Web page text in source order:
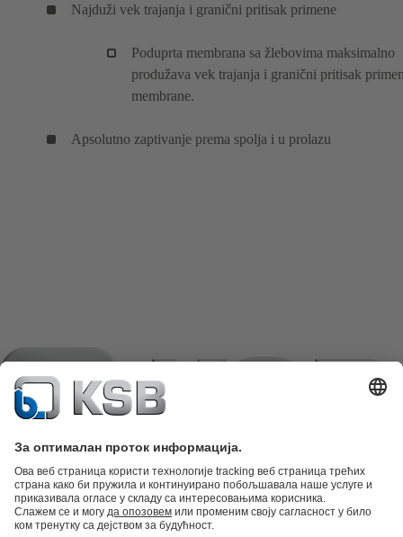
Najduži vek trajanja i granični pritisak primene
Poduprta membrana sa žlebovima maksimalno
produžava vek trajanja i granični pritisak
membrane.
Apsolutno zaptivanje prema spolja i u prolazu